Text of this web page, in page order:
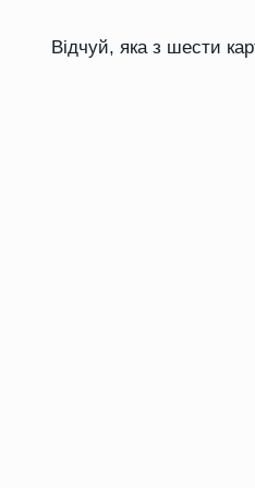
Відчуй, яка з шести